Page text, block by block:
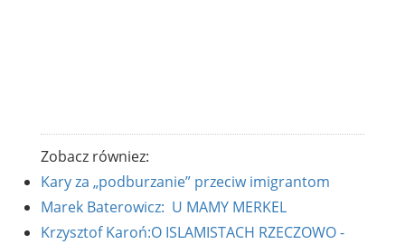
Zobacz równiez:
Kary za „podburzanie” przeciw imigrantom
Marek Baterowicz: U MAMY MERKEL
Krzysztof Karoń:O ISLAMISTACH RZECZOWO -